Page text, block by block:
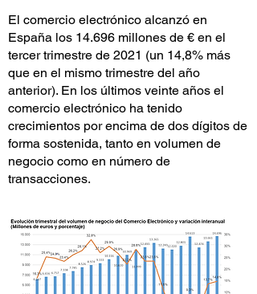
El comercio electrónico alcanzó en
España los 14.696 millones de € en el
tercer trimestre de 2021 (un 14,8% más
que en el mismo trimestre del año
anterior). En los últimos veinte años el
comercio electrónico ha tenido
crecimientos por encima de dos dígitos de
forma sostenida, tanto en volumen de
negocio como en número de
transacciones.